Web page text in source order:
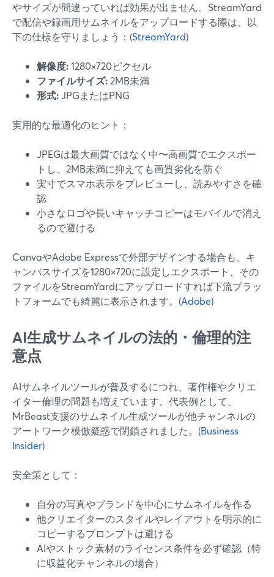
やサイズが間違っていれば効果が出ません。StreamYard
で配信や録画用サムネイルをアップロードする際は、以
下の仕様を守りましょう：(StreamYard)
解像度:1280×720ピクセル
ファイルサイズ: 2MB未満
形式:JPGまたはPNG
実用的な最適化のヒント：
JPEGは最大画質ではなく中〜高画質でエクスポー
トし、2MB未満に抑えても画質劣化を防ぐ
実寸でスマホ表示をプレビューし、読みやすさを確
認
小さなロゴや長いキャッチコピーはモバイルで消え
るので避ける
CanvaやAdobe Expressで外部デザインする場合も、キ
ャンバスサイズを1280×720に設定しエクスポート、その
ファイルをStreamYardにアップロードすれば下流プラッ
トフォームでも綺麗に表示されます。(Adobe)
AI生成サムネイルの法的・倫理的注
意点
AIサムネイルツールが普及するにつれ、著作権やクリエ
イター倫理の問題も増えています。代表例として、
MrBeast支援のサムネイル生成ツールが他チャンネルの
アートワーク模倣疑惑で閉鎖されました。(Business
Insider)
安全策として：
自分の写真やブランドを中心にサムネイルを作る
他クリエイターのスタイルやレイアウトを明示的に
コピーするプロンプトは避ける
AIやストック素材のライセンス条件を必ず確認（特
に収益化チャンネルの場合）